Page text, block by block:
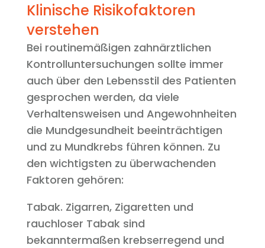
Klinische Risikofaktoren
verstehen
Bei routinemäßigen zahnärztlichen
Kontrolluntersuchungen sollte immer
auch über den Lebensstil des Patienten
gesprochen werden, da viele
Verhaltensweisen und Angewohnheiten
die Mundgesundheit beeinträchtigen
und zu Mundkrebs führen können. Zu
den wichtigsten zu überwachenden
Faktoren gehören:
Tabak. Zigarren, Zigaretten und
rauchloser Tabak sind
bekanntermaßen krebserregend und